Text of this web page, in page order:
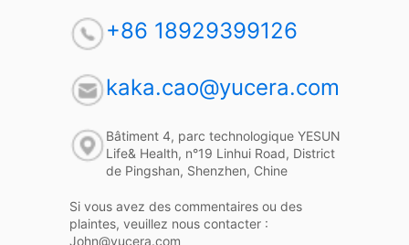
+86 18929399126
kaka.cao@yucera.com
Bâtiment 4, parc technologique YESUN
Life& Health, n°19 Linhui Road, District
de Pingshan, Shenzhen, Chine
Si vous avez des commentaires ou des
plaintes, veuillez nous contacter :
John@yucera.com